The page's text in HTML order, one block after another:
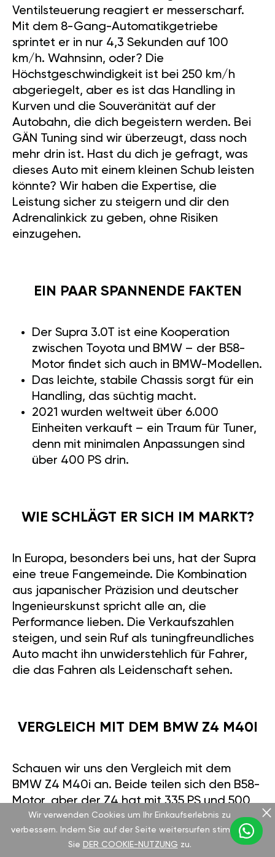
Ventilsteuerung reagiert er messerscharf.
Mit dem 8-Gang-Automatikgetriebe
sprintet er in nur 4,3 Sekunden auf 100
km/h. Wahnsinn, oder? Die
Höchstgeschwindigkeit ist bei 250 km/h
abgeriegelt, aber es ist das Handling in
Kurven und die Souveränität auf der
Autobahn, die dich begeistern werden. Bei
GÄN Tuning sind wir überzeugt, dass noch
mehr drin ist. Hast du dich je gefragt, was
dieses Auto mit einem kleinen Schub leisten
könnte? Wir haben die Expertise, die
Leistung sicher zu steigern und dir den
Adrenalinkick zu geben, ohne Risiken
einzugehen.
EIN PAAR SPANNENDE FAKTEN
Der Supra 3.0T ist eine Kooperation
zwischen Toyota und BMW – der B58-
Motor findet sich auch in BMW-Modellen.
Das leichte, stabile Chassis sorgt für ein
Handling, das süchtig macht.
2021 wurden weltweit über 6.000
Einheiten verkauft – ein Traum für Tuner,
denn mit minimalen Anpassungen sind
über 400 PS drin.
WIE SCHLÄGT ER SICH IM MARKT?
In Europa, besonders bei uns, hat der Supra
eine treue Fangemeinde. Die Kombination
aus japanischer Präzision und deutscher
Ingenieurskunst spricht alle an, die
Performance lieben. Die Verkaufszahlen
steigen, und sein Ruf als tuningfreundliches
Auto macht ihn unwiderstehlich für Fahrer,
die das Fahren als Leidenschaft sehen.
VERGLEICH MIT DEM BMW Z4 M40I
Schauen wir uns den Vergleich mit dem
BMW Z4 M40i an. Beide teilen sich den B58-
Motor, aber der Z4 hat mit 335 PS und 500
Nm etwas mehr Leistung und erreicht 100
km/h in 4,5 Sekunden. Dennoch punktet der
Supra mit mehr Drehmoment und besserer
Wir verwenden Cookies um Ihr Einkaufserlebnis zu
verbessern. Indem Sie auf der Seite weitersurfen stimmen
Sie DER COOKIE-NUTZUNG zu.